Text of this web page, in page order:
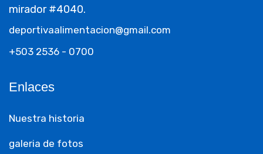
mirador #4040.
deportivaalimentacion@gmail.com
+503 2536 - 0700
Enlaces
Nuestra historia
galeria de fotos